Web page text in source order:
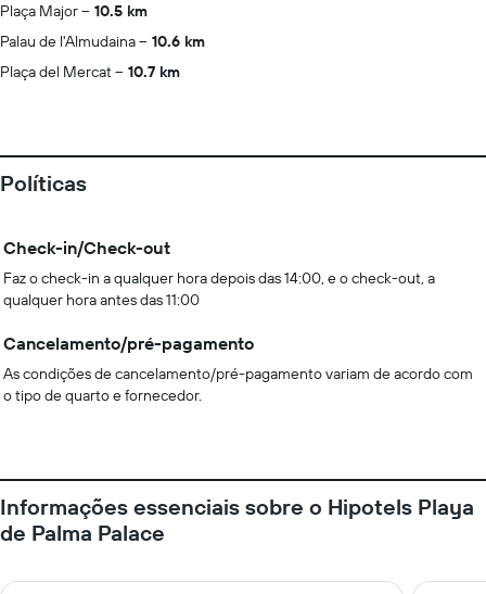
Plaça Major
10.5 km
Palau de l'Almudaina
10.6 km
Plaça del Mercat
10.7 km
Políticas
Check-in/Check-out
Faz o check-in a qualquer hora depois das 14:00, e o check-out, a
qualquer hora antes das 11:00
Cancelamento/pré-pagamento
As condições de cancelamento/pré-pagamento variam de acordo com
o tipo de quarto e fornecedor.
Informações essenciais sobre o Hipotels Playa
de Palma Palace